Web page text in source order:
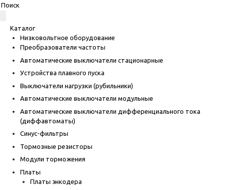
Каталог
Низковольтное оборудование
Преобразователи частоты
Автоматические выключатели стационарные
Устройства плавного пуска
Выключатели нагрузки (рубильники)
Автоматические выключатели модульные
Автоматические выключатели дифференциального тока
(диффавтоматы)
Синус-фильтры
Тормозные резисторы
Модули торможения
Платы
Платы энкодера